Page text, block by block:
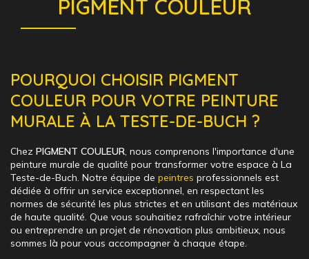
PIGMENT COULEUR
POURQUOI CHOISIR PIGMENT
COULEUR POUR VOTRE PEINTURE
MURALE À LA TESTE-DE-BUCH ?
Chez PIGMENT COULEUR, nous comprenons l'importance d'une
peinture murale de qualité pour transformer votre espace à La
Teste-de-Buch. Notre équipe de peintres professionnels est
dédiée à offrir un service exceptionnel, en respectant les
normes de sécurité les plus strictes et en utilisant des matériaux
de haute qualité. Que vous souhaitiez rafraîchir votre intérieur
ou entreprendre un projet de rénovation plus ambitieux, nous
sommes là pour vous accompagner à chaque étape.